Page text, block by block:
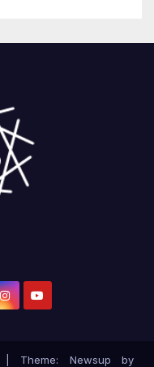
Theme: Newsup by